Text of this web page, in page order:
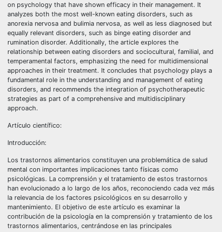
on psychology that have shown efficacy in their management. It
analyzes both the most well-known eating disorders, such as
anorexia nervosa and bulimia nervosa, as well as less diagnosed but
equally relevant disorders, such as binge eating disorder and
rumination disorder. Additionally, the article explores the
relationship between eating disorders and sociocultural, familial, and
temperamental factors, emphasizing the need for multidimensional
approaches in their treatment. It concludes that psychology plays a
fundamental role in the understanding and management of eating
disorders, and recommends the integration of psychotherapeutic
strategies as part of a comprehensive and multidisciplinary
approach.
Artículo científico:
Introducción:
Los trastornos alimentarios constituyen una problemática de salud
mental con importantes implicaciones tanto físicas como
psicológicas. La comprensión y el tratamiento de estos trastornos
han evolucionado a lo largo de los años, reconociendo cada vez más
la relevancia de los factores psicológicos en su desarrollo y
mantenimiento. El objetivo de este artículo es examinar la
contribución de la psicología en la comprensión y tratamiento de los
trastornos alimentarios, centrándose en las principales